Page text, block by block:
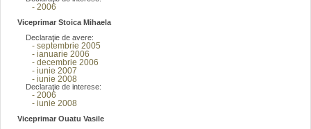
- 2006
Viceprimar Stoica Mihaela
Declaraţie de avere:
- septembrie 2005
- ianuarie 2006
- decembrie 2006
- iunie 2007
- iunie 2008
Declaraţie de interese:
- 2006
- iunie 2008
Viceprimar Ouatu Vasile